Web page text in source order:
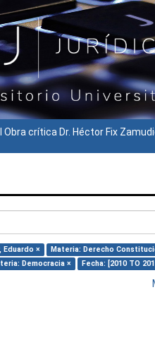
II Obra crítica Dr. Héctor Fix
Eduardo ×
Materia: Derecho
Democracia × Fecha: [2010 TO